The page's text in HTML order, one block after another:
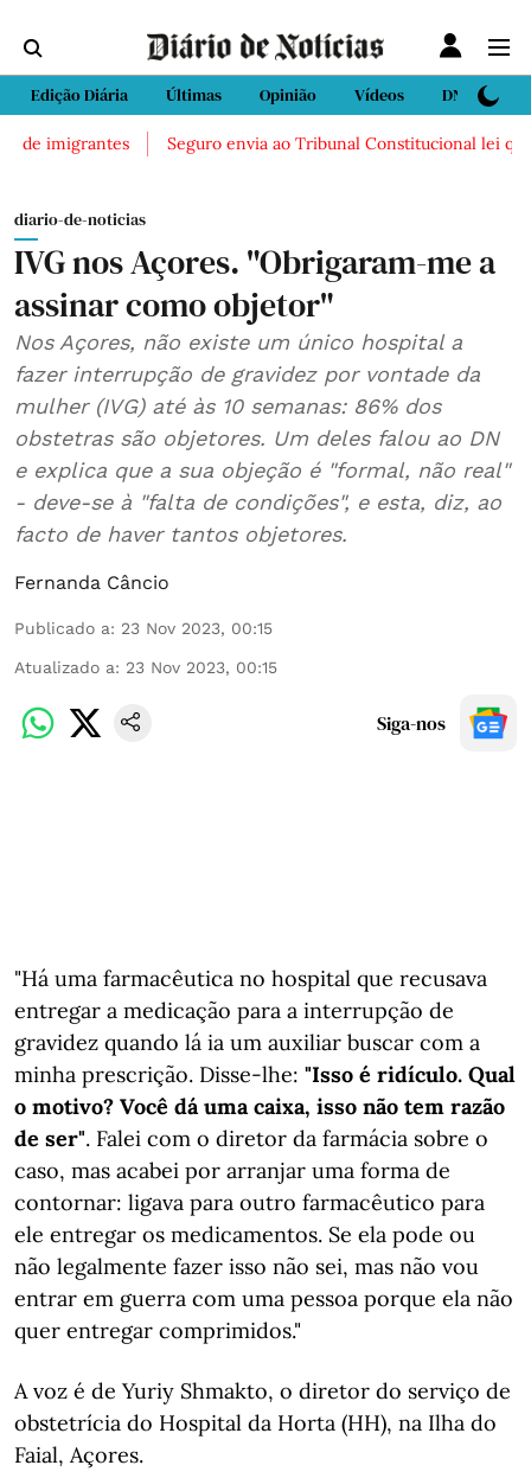
Edição Diária Últimas Opinião Vídeos DN Sport
Seguro envia ao Tribunal Constitucional lei que
diario-de-noticias
IVG nos Açores. "Obrigaram-me a
assinar como objetor"
Nos Açores, não existe um único hospital a
fazer interrupção de gravidez por vontade da
mulher (IVG) até às 10 semanas: 86% dos
obstetras são objetores. Um deles falou ao DN
e explica que a sua objeção é "formal, não real"
- deve-se à "falta de condições", e esta, diz, ao
facto de haver tantos objetores.
Fernanda Câncio
Publicado a: 23 Nov 2023, 00:15
Atualizado a: 23 Nov 2023, 00:15
Siga-nos
"Há uma farmacêutica no hospital que recusava
entregar a medicação para a interrupção de
gravidez quando lá ia um auxiliar buscar com a
minha prescrição. Disse-lhe: "Isso é ridículo. Qual
o motivo? Você dá uma caixa, isso não tem razão
de ser". Falei com o diretor da farmácia sobre o
caso, mas acabei por arranjar uma forma de
contornar: ligava para outro farmacêutico para
ele entregar os medicamentos. Se ela pode ou
não legalmente fazer isso não sei, mas não vou
entrar em guerra com uma pessoa porque ela não
quer entregar comprimidos."
A voz é de Yuriy Shmakto, o diretor do serviço de
obstetrícia do Hospital da Horta (HH), na Ilha do
Faial, Açores.